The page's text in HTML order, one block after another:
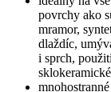
povrchy ako
mramor,
dlaždíc,
i sprch,